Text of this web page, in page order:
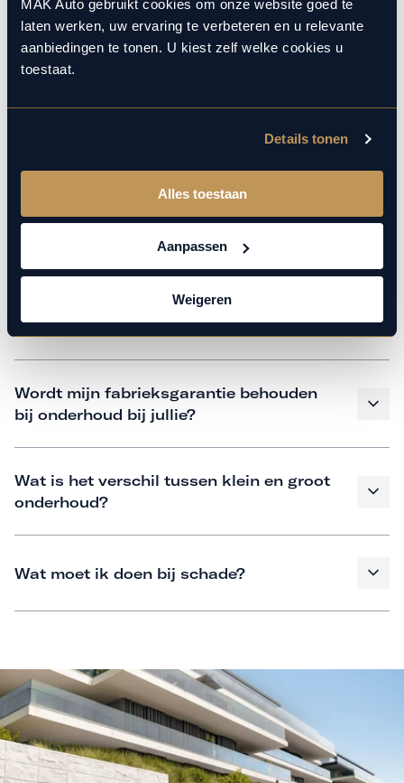
MAK Auto gebruikt cookies om onze website goed te
laten werken, uw ervaring te verbeteren en u relevante
aanbiedingen te tonen. U kiest zelf welke cookies u
toestaat.
Details tonen
Alles toestaan
Aanpassen
Weigeren
verzorgen het onderhoud op hetzelfde niveau als een
merkdealer, met behoud van de fabrieksgarantie. Kom
gerust langs in onze werkplaats voor een APK of een
Hoe weet ik welk onderhoud mijn
auto nodig heeft en wanneer?
Is vervangend vervoer mogelijk?
Wordt mijn fabrieksgarantie behouden
bij onderhoud bij jullie?
Wat is het verschil tussen klein en groot
onderhoud?
Wat moet ik doen bij schade?